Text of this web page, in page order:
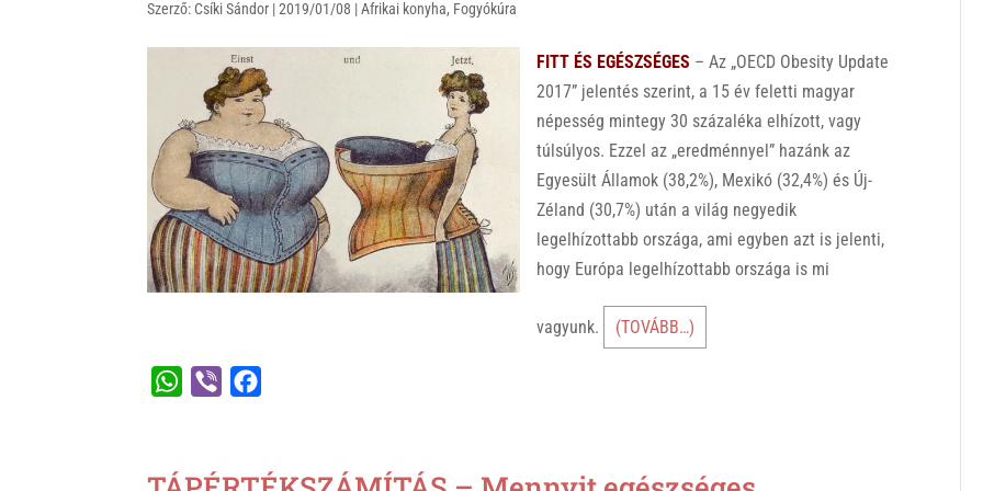
p
p
o
k
Szerző: Csíki Sándor |2019/01/08 |Afrikai konyha, Fogyókúra
FITT ÉS EGÉSZSÉGES – Az „OECD Obesity Update
2017” jelentés szerint, a 15 év feletti magyar
népesség mintegy 30 százaléka elhízott, vagy
túlsúlyos. Ezzel az „eredménnyel” hazánk az
Egyesült Államok (38,2%), Mexikó (32,4%) és Új-
Zéland (30,7%) után a világ negyedik
legelhízottabb országa, ami egyben azt is jelenti,
hogy Európa legelhízottabb országa is mi
vagyunk. (TOVÁBB…)
W
t
e
e